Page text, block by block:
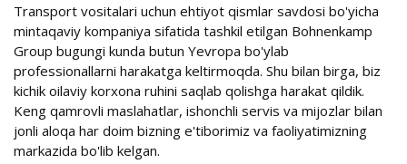
Transport vositalari uchun ehtiyot qismlar savdosi bo'yicha
mintaqaviy kompaniya sifatida tashkil etilgan Bohnenkamp
Group bugungi kunda butun Yevropa bo'ylab
professionallarni harakatga keltirmoqda. Shu bilan birga, biz
kichik oilaviy korxona ruhini saqlab qolishga harakat qildik.
Keng qamrovli maslahatlar, ishonchli servis va mijozlar bilan
jonli aloqa har doim bizning e'tiborimiz va faoliyatimizning
markazida bo'lib kelgan.